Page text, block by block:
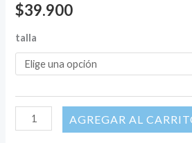
$39.900
talla
AÑADIR AL CARRITO